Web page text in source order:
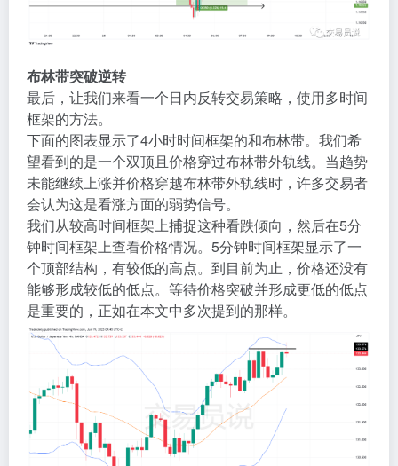
布林带突破逆转
最后，让我们来看一个日内反转交易策略，使用多时间
框架的方法。
下面的图表显示了4小时时间框架的和布林带。我们希
望看到的是一个双顶且价格穿过布林带外轨线。当趋势
未能继续上涨并价格穿越布林带外轨线时，许多交易者
会认为这是看涨方面的弱势信号。
我们从较高时间框架上捕捉这种看跌倾向，然后在5分
钟时间框架上查看价格情况。5分钟时间框架显示了一
个顶部结构，有较低的高点。到目前为止，价格还没有
能够形成较低的低点。等待价格突破并形成更低的低点
是重要的，正如在本文中多次提到的那样。